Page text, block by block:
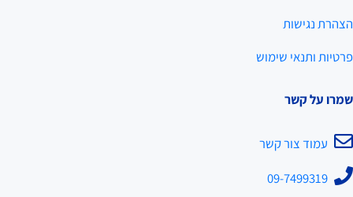
הצהרת נגישות
פרטיות ותנאי שימוש
שמרו על קשר
עמוד צור קשר
09-7499319